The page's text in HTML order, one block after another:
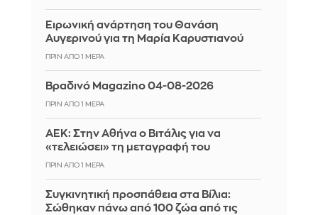
Ειρωνική ανάρτηση του Θανάση
Αυγερινού για τη Μαρία Καρυστιανού
ΠΡΙΝ ΑΠΌ 1 ΜΈΡΑ
Βραδινό Magazino 04-08-2026
ΠΡΙΝ ΑΠΌ 1 ΜΈΡΑ
ΑΕΚ: Στην Αθήνα ο Βιτάλις για να
«τελειώσει» τη μεταγραφή του
ΠΡΙΝ ΑΠΌ 1 ΜΈΡΑ
Συγκινητική προσπάθεια στα Βίλια:
Σώθηκαν πάνω από 100 ζώα από τις